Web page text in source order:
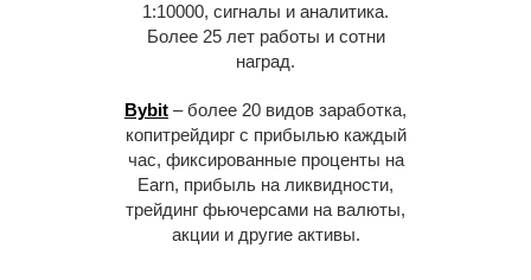
1:10000, сигналы и аналитика.
Более 25 лет работы и сотни
наград.
Bybit – более 20 видов заработка,
копитрейдирг с прибылью каждый
час, фиксированные проценты на
Earn, прибыль на ликвидности,
трейдинг фьючерсами на валюты,
акции и другие активы.